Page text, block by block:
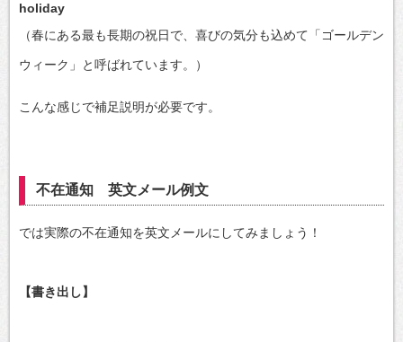
holiday
（春にある最も長期の祝日で、喜びの気分も込めて「ゴールデン
ウィーク」と呼ばれています。）
こんな感じで補足説明が必要です。
不在通知 英文メール例文
では実際の不在通知を英文メールにしてみましょう！
【書き出し】